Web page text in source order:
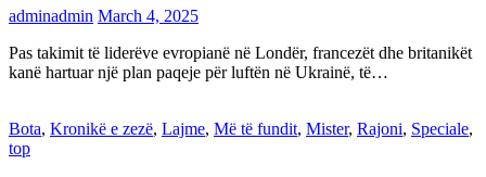
adminadmin March 4, 2025
Pas takimit të liderëve evropianë në Londër, francezët dhe britanikët
kanë hartuar një plan paqeje për luftën në Ukrainë, të…
Bota, Kronikë e zezë, Lajme, Më të fundit, Mister, Rajoni, Speciale,
top